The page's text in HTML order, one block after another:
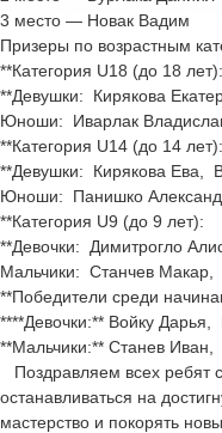
3 место — Новак Вадим
Призеры по возрастным
**Категория U18 (до 18 лет):
**Девушки:
Кирякова
Юноши:
Иварлак
**Категория U14 (до 14 лет):
**Девушки:
Кирякова Ева,
Юноши:
Панишко
**Категория U9 (до 9 лет):
**Девочки:
Димитрогло
Мальчики: Станчев Макар,
**Победители среди
****Девочки:** Войку Дарья,
**Мальчики:** Станев Иван,
Поздравляем всех ребят
останавливаться на
мастерство и покорять